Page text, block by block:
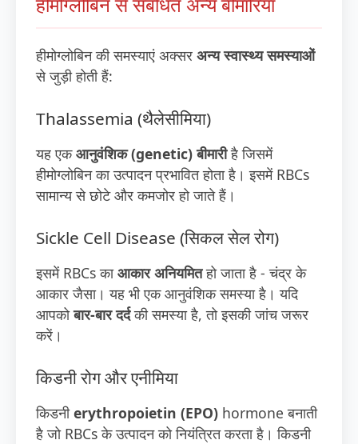
हीमोग्लोबिन की समस्याएं अक्सर अन्य स्वास्थ्य समस्याओं
से जुड़ी होती हैं:
Thalassemia (थैलेसीमिया)
यह एकआनुवंशिक (genetic) बीमारीहै जिसमें
हीमोग्लोबिन का उत्पादन प्रभावित होता है। इसमें RBCs
सामान्य से छोटे और कमजोर हो जाते हैं।
Sickle Cell Disease (सिकल सेल रोग)
इसमें RBCs काआकार अनियमितहो जाता है - चंद्र के
आकार जैसा। यह भी एक आनुवंशिक समस्या है। यदि
आपकोबार-बार दर्दकी समस्या है, तो इसकी जांच जरूर
करें।
किडनी रोग और एनीमिया
किडनीerythropoietin (EPO) hormone बनाती
है जो RBCs के उत्पादन को नियंत्रित करता है। किडनी